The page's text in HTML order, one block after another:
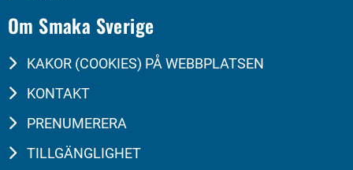
Om Smaka Sverige
KAKOR (COOKIES) PÅ WEBBPLATSEN
KONTAKT
PRENUMERERA
TILLGÄNGLIGHET